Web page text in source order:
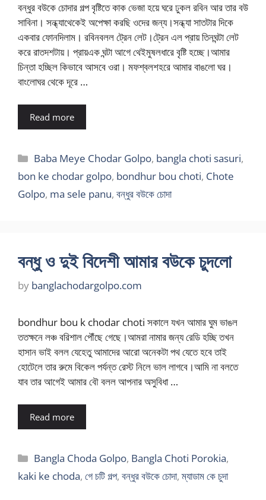
বন্ধুর বউকে চোদার গল্প বৃষ্টিতে কাক ভেজা হয়ে ঘরে ঢুকল রবিন আর তার বউ
সাবিনা। সন্ধ্যাথেকেই অপেক্ষা করছি ওদের জন্য।সন্ধ্যা সাতটার দিকে
একবার ফোনদিলাম। রবিনবলল ট্রেন লেট।ট্রেন এল প্রায় তিনঘন্টা লেট
করে রাতদশটায়। প্রায়এক ঘন্টা আগে থেইমুষলধারে বৃষ্টি হচ্ছে।আমার
চিন্তা হচ্ছিল কিভাবে আসবে ওরা। মফশ্বলশহরে আমার বাঙলো ঘর।
বাংলোঘর থেকে দূরে …
Read more
Categories
Baba Meye Chodar Golpo, bangla choti sasuri,
bon ke chodar golpo, bondhur bou choti, Chote
Golpo, ma sele panu, বন্ধুর বউকে চোদা
বন্ধু ও দুই বিদেশী আমার বউকে চুদলো
by banglachodargolpo.com
bondhur bou k chodar choti সকালে যখন আমার ঘুম ভাঙল
ততক্ষনে লঞ্চ বরিশাল পৌঁছে গেছে।আমরা নামার জন্য রেডি হচ্ছি তখন
হাসান ভাই বলল যেহেতু আমাদের আরো অনেকটা পথ যেতে হবে তাই
হোটেলে তার রুমে বিকেল পর্যন্ত রেস্ট নিলে ভাল লাগবে।আমি না বলতে
যাব তার আগেই আমার বৌ বলল আপনার অসুবিধা …
Read more
Categories
Bangla Choda Golpo, Bangla Choti Porokia,
kaki ke choda, গে চটি গল্প, বন্ধুর বউকে চোদা,ম্যাডাম কে চুদা